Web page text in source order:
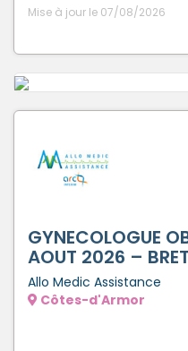
Mise à jour le 07/08/2026
GYNECOLOGUE
AOUT 2026 –
Allo Medic Assistance
Côtes-d'Armor